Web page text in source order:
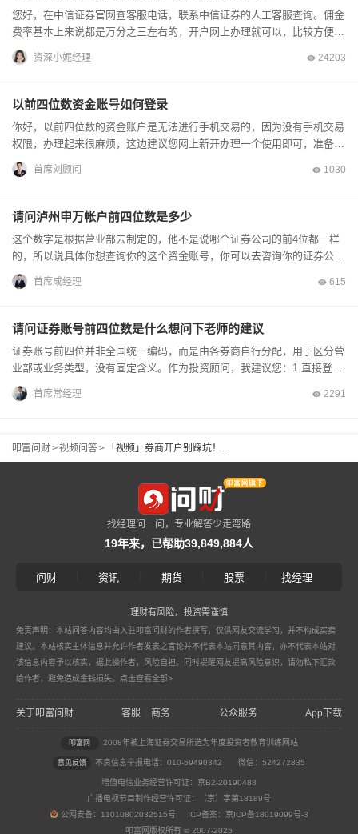
您好，在中信证券官网查客服电话，联系中信证券的人工客服查询。佣金
费率基本上来说都是万分之三左右的，开户网上办理就可以，比较方便，
准备好身份证和银行卡联系网上客户经理可以帮您免...
资深小妮经理 24203
以前四位数资金账号如何登录
你好，以前四位数的资金账户是无法进行手机交易的，因为没有手机交易
权限，办理起来很麻烦，这边建议您网上新开办理一个使用即可，准备身
份证银行卡手机办理几分钟完成，低佣金前十券商开...
首席刘顾问 1030
请问泸州申万帐户前四位数是多少
这个数字是根据营业部去制定的，他不是说哪个证券公司的前4位都一样
的，所以说具体你想查询你的这个资金账号，你可以去咨询你的证券公
司，若是你佣金较高的话，可以联系我开一个基金账户。
首席成经理 615
请问证券账号前四位数是什么想问下老师的建议
证券账号前四位并非全国统一编码，而是由各券商自行分配，用于区分营
业部或业务类型，没有固定含义。作为投资顾问，我建议您：1.直接登录
券商APP，在「账户信息」或「股东资料」栏即可查看完整...
首席常经理 2291
叩富问财>视频问答> 「视频」券商开户别踩坑！一年轻松省下四位数“团购佣金”，小散户闭眼薅_叩富网
找经理问一问，专业解答少走弯路
19年来，已帮助39,849,884人
问财 资讯 期货 股票 找经理
理财有风险，投资需谨慎
免责声明：本站问答内容均由入驻叩富问财的作者撰写，仅供网友交流学习，并不构成买卖
建议。本站核实主体信息并允许作者发表之言论并不代表本站同意其内容，亦不代表本站对
该信息内容予以核实，据此操作者，风险自担。同时提醒网友提高风险意识，请勿私下汇款
给作者，避免造成金钱损失。 点击查看全部>
关于叩富问财 客服 商务 公众服务 App下载
叩富网 2008年被上海证券交易所选为年度投资者教育训练网站
意见反馈 不良信息举报电话：010-59490342 微信：524272835
增值电信业务经营许可证：京B2-20190488
广播电视节目制作经营许可证：（京）字第18189号
公网安备：11010802032515号 ICP备案：京ICP备18019099号-3
叩富网版权所有 © 2007-2025